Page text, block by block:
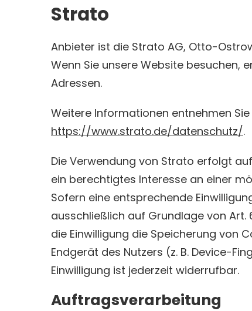
Strato
Anbieter ist die Strato AG, Otto-
Wenn Sie unsere Website besuchen,
Adressen.
Weitere Informationen entnehmen
https://www.strato.de/datenschutz/.
Die Verwendung von Strato erfolgt auf
ein berechtigtes Interesse an einer
Sofern eine entsprechende
ausschließlich auf Grundlage von Art.
die Einwilligung die Speicherung von
Endgerät des Nutzers (z. B. Device-
Einwilligung ist jederzeit widerrufbar.
Auftragsverarbeitung